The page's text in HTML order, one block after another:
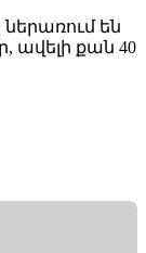
են
քան 40